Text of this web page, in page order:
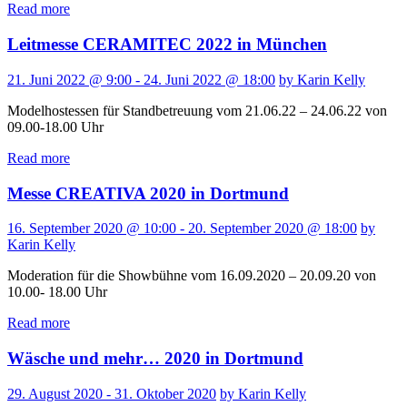
Read more
Leitmesse CERAMITEC 2022 in München
21. Juni 2022 @ 9:00 - 24. Juni 2022 @ 18:00 by Karin Kelly
Modelhostessen für Standbetreuung vom 21.06.22 – 24.06.22 von
09.00-18.00 Uhr
Read more
Messe CREATIVA 2020 in Dortmund
16. September 2020 @ 10:00 - 20. September 2020 @ 18:00 by
Karin Kelly
Moderation für die Showbühne vom 16.09.2020 – 20.09.20 von
10.00- 18.00 Uhr
Read more
Wäsche und mehr… 2020 in Dortmund
29. August 2020 - 31. Oktober 2020 by Karin Kelly